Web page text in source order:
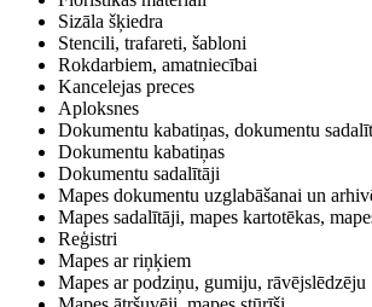
Sizāla šķiedra
Stencili, trafareti, šabloni
Rokdarbiem, amatniecībai
Kancelejas preces
Aploksnes
Dokumentu kabatiņas, dokumentu
Dokumentu kabatiņas
Dokumentu sadalītāji
Mapes dokumentu uzglabāšanai un
Mapes sadalītāji, mapes kartotēkas,
Reģistri
Mapes ar riņķiem
Mapes ar podziņu, gumiju, rāvējslēdzēju